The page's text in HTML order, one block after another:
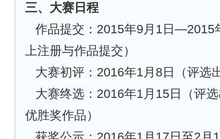
三、大赛日程
作品提交：2015年9月1日—2015
上注册与作品提交）
大赛初评：2016年1月8日（评选
大赛终选：2016年1月15日（评
优胜奖作品）